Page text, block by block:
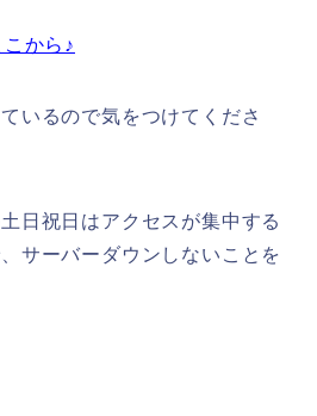
から♪
いるので気をつけてくださ
日祝日はアクセスが集中する
サーバーダウンしないことを